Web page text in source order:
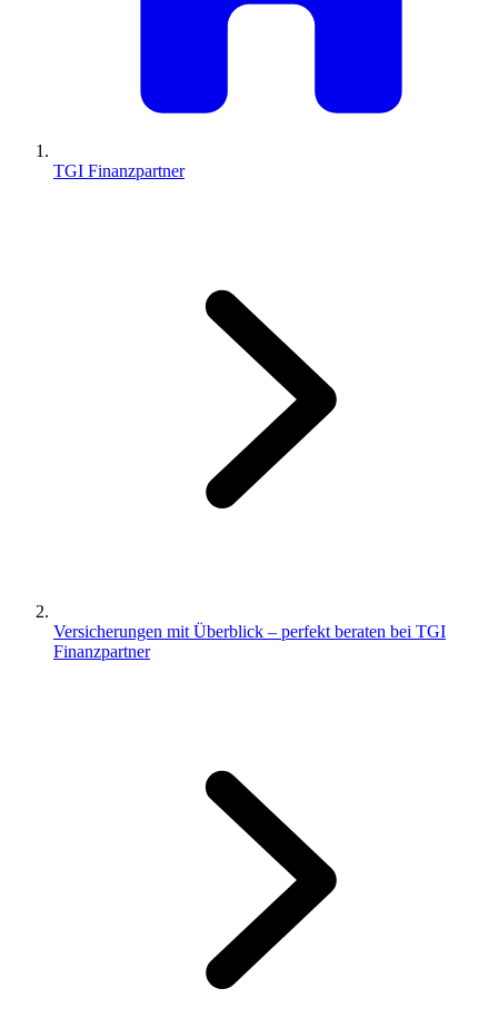
TGI Finanzpartner
Versicherungen mit Überblick – perfekt beraten bei TGI
Finanzpartner